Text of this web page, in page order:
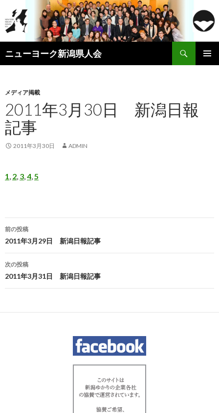
ニューヨーク新潟県人会
索
ン
ツ
へ
ス
キ
ッ
メディア掲載
2011年3月30日 新潟日報
記事
2011年3月30日 ADMIN
1, 2, 3,4,5
投
稿
ナ
ビ
ー
前の投稿
2011年3月29日 新潟日報記事
次の投稿
2011年3月31日 新潟日報記事